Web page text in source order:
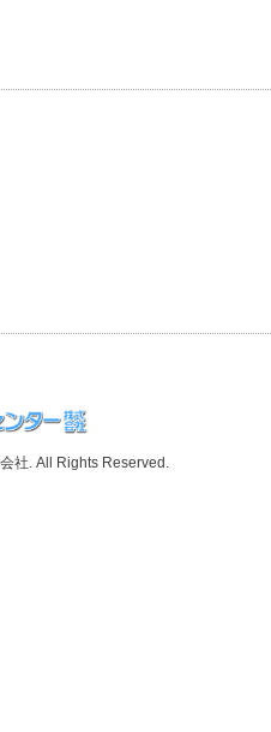
社 . All Rights Reserved.